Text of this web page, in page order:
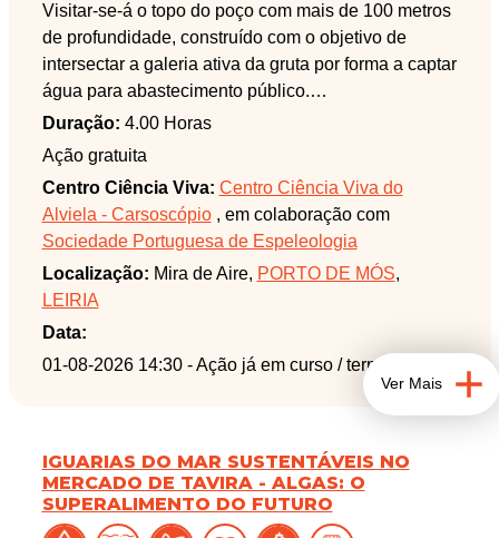
Visitar-se-á o topo do poço com mais de 100 metros
de profundidade, construído com o objetivo de
intersectar a galeria ativa da gruta por forma a captar
água para abastecimento público.
Seguidamente, na Gruta do Olho de Mira, será
explicada a estruturação das circulações
subterrâneas na região e será visitada uma parte da
gruta que ainda contém elementos do antigo
sistema de captação de água instalado no seu
interior.
Duração: 4.00 Horas
Ação gratuita
Centro Ciência Viva: Centro Ciência Viva do
Alviela - Carsoscópio, em colaboração com
Sociedade Portuguesa de Espeleologia
Localização: Mira de Aire, PORTO DE MÓS,
LEIRIA
Data:
01-08-2026 14:30 - Ação já em curso / terminada
Ver Mais
IGUARIAS DO MAR SUSTENTÁVEIS NO
MERCADO DE TAVIRA - ALGAS: O
SUPERALIMENTO DO FUTURO